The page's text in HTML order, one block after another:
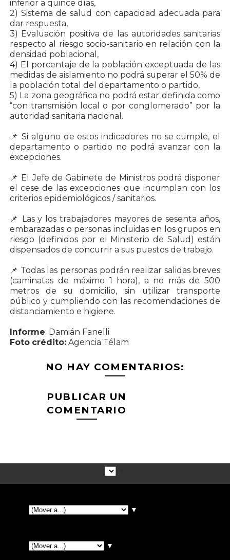
inferior a quince días,
2) Sistema de salud con capacidad adecuada para
dar respuesta,
3) Evaluación positiva de las autoridades sanitarias
respecto al riesgo socio-sanitario en relación con la
densidad poblacional,
4) El porcentaje de la población exceptuada de las
medidas de aislamiento no podrá superar el 50% de
la población total del departamento o partido,
5) La zona geográfica no podrá estar definida como
“con transmisión local o por conglomerado” por la
autoridad sanitaria nacional.
📌 Si alguno de estos indicadores no se cumple, el
departamento o partido no podrá avanzar con la
excepciones.
📌 El Jefe de Gabinete de Ministros podrá disponer
el cese de las excepciones que incumplan con los
criterios epidemiológicos / sanitarios.
📌 Las y los trabajadores mayores de sesenta años,
embarazadas o personas incluidas en los grupos en
riesgo (definidos por el Ministerio de Salud) están
dispensados de concurrir a sus puestos de trabajo.
📌 Todas las personas podrán realizar salidas breves
(caminatas de máximo 1 hora), a no más de 500
metros de su domicilio, sin utilizar transporte
público y cumpliendo con las recomendaciones de
distanciamiento e higiene.
Informe: Damián Fanelli
Foto crédito:Agencia Télam
NO HAY COMENTARIOS:
PUBLICAR UN
COMENTARIO
▼
▼